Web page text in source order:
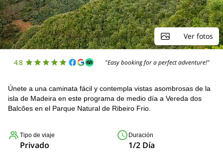
Ver fotos
4.8 "Easy booking for a perfect adventure!"
Únete a una caminata fácil y contempla vistas asombrosas de la
isla de Madeira en este programa de medio día a Vereda dos
Balcões en el Parque Natural de Ribeiro Frio.
Tipo de viaje
Privado
Duración
1/2 Día